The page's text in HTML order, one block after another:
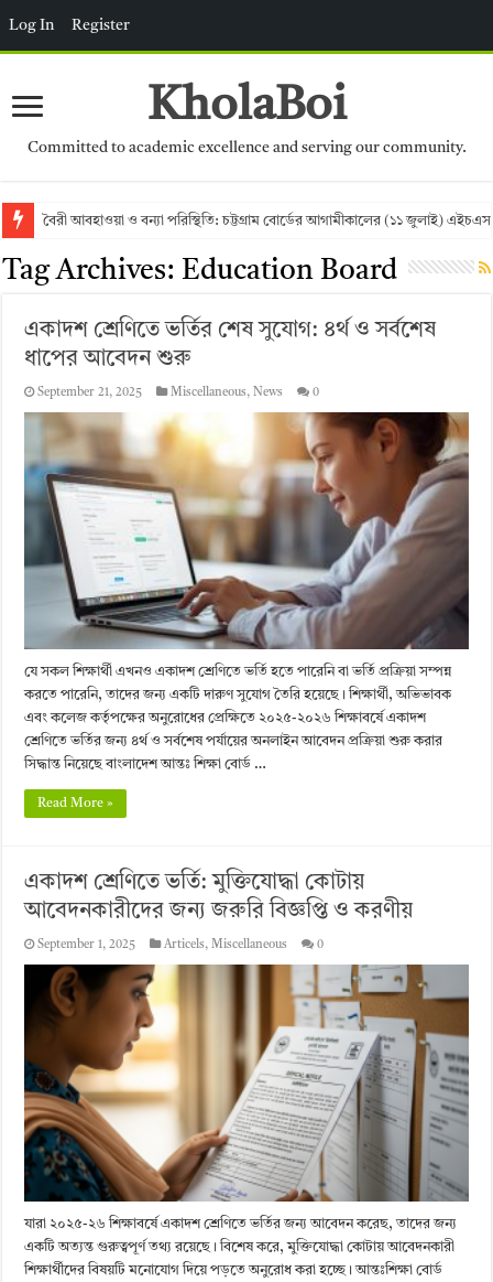
KholaBoi
Committed to academic excellence and serving our community.
বৈরী আবহাওয়া ও বন্যা পরিস্থিতি: চট্টগ্রাম বোর্ডের আগামীকালের (১১ জুলাই)
Tag Archives:Education Board
একাদশ শ্রেণিতে ভর্তির শেষ সুযোগ: ৪র্থ ও সর্বশেষ
ধাপের আবেদন শুরু
September 21, 2025 Miscellaneous,News 0
যে সকল শিক্ষার্থী এখনও একাদশ শ্রেণিতে ভর্তি হতে পারেনি বা ভর্তি প্রক্রিয়া সম্পন্ন
করতে পারেনি, তাদের জন্য একটি দারুণ সুযোগ তৈরি হয়েছে। শিক্ষার্থী, অভিভাবক
এবং কলেজ কর্তৃপক্ষের অনুরোধের প্রেক্ষিতে ২০২৫-২০২৬ শিক্ষাবর্ষে একাদশ
শ্রেণিতে ভর্তির জন্য ৪র্থ ও সর্বশেষ পর্যায়ের অনলাইন আবেদন প্রক্রিয়া শুরু করার
সিদ্ধান্ত নিয়েছে বাংলাদেশ আন্তঃ শিক্ষা বোর্ড …
Read More »
একাদশ শ্রেণিতে ভর্তি: মুক্তিযোদ্ধা কোটায়
আবেদনকারীদের জন্য জরুরি বিজ্ঞপ্তি ও করণীয়
September 1, 2025 Articels,Miscellaneous 0
যারা ২০২৫-২৬ শিক্ষাবর্ষে একাদশ শ্রেণিতে ভর্তির জন্য আবেদন করেছ, তাদের জন্য
একটি অত্যন্ত গুরুত্বপূর্ণ তথ্য রয়েছে। বিশেষ করে, মুক্তিযোদ্ধা কোটায় আবেদনকারী
শিক্ষার্থীদের বিষয়টি মনোযোগ দিয়ে পড়তে অনুরোধ করা হচ্ছে। আন্তঃশিক্ষা বোর্ড
Log In Register